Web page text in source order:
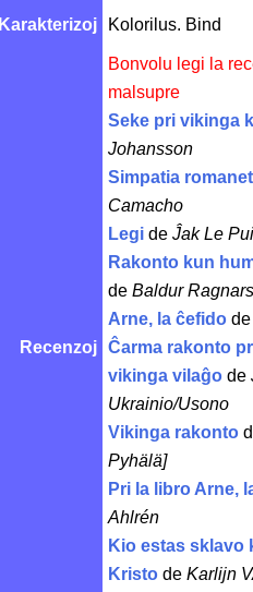
Karakterizoj Kolorilus. Bind
Recenzoj
Bonvolu legi la
malsupre
Seke pri vikinga
Johansson
Simpatia
Camacho
Legi de Ĵak Le
Rakonto kun
de Baldur
Arne, la ĉefido
Ĉarma rakonto
vikinga vilaĝo de
Ukrainio/Usono
Vikinga rakonto
Pyhälä]
Pri la libro Arne,
Ahlrén
Kio estas sklavo
Kristo de Karlijn